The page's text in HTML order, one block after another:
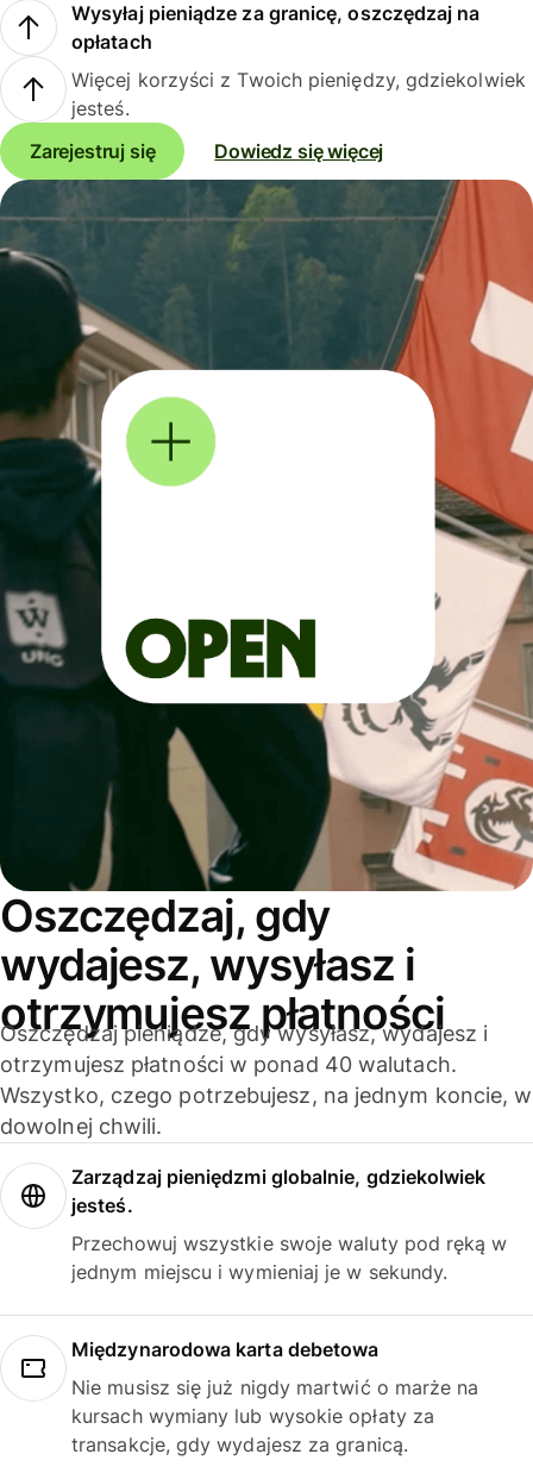
Wysyłaj pieniądze za granicę, oszczędzaj na
opłatach
Więcej korzyści z Twoich pieniędzy, gdziekolwiek
jesteś.
Zarejestruj się
Dowiedz się więcej
Oszczędzaj, gdy
wydajesz, wysyłasz i
otrzymujesz płatności
Oszczędzaj pieniądze, gdy wysyłasz, wydajesz i
otrzymujesz płatności w ponad 40 walutach.
Wszystko, czego potrzebujesz, na jednym koncie, w
dowolnej chwili.
Zarządzaj pieniędzmi globalnie, gdziekolwiek
jesteś.
Przechowuj wszystkie swoje waluty pod ręką w
jednym miejscu i wymieniaj je w sekundy.
Międzynarodowa karta debetowa
Nie musisz się już nigdy martwić o marże na
kursach wymiany lub wysokie opłaty za
transakcje, gdy wydajesz za granicą.